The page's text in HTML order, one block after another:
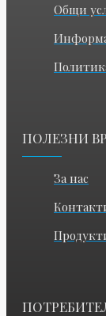
Общи
ПОЛЕЗНИ
За нас